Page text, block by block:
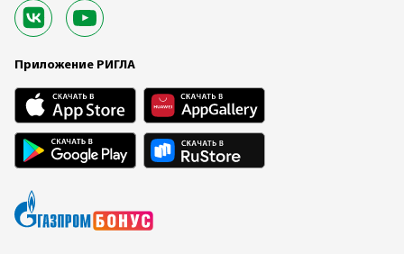
Приложение РИГЛА